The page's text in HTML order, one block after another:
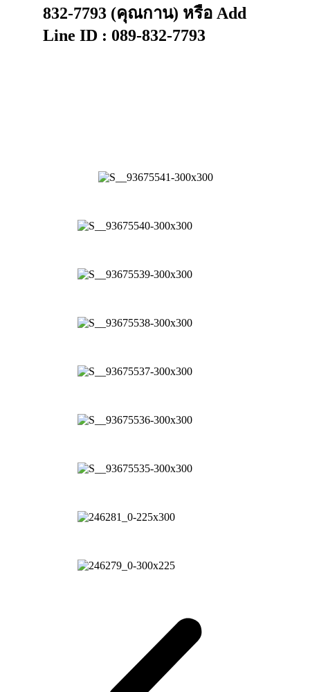
832-7793 (คุณกาน) หรือ Add
Line ID : 089-832-7793